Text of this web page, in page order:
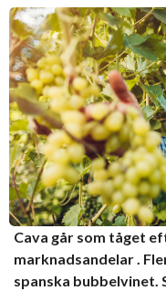
Cava går som tåget
marknadsandelar .
spanska